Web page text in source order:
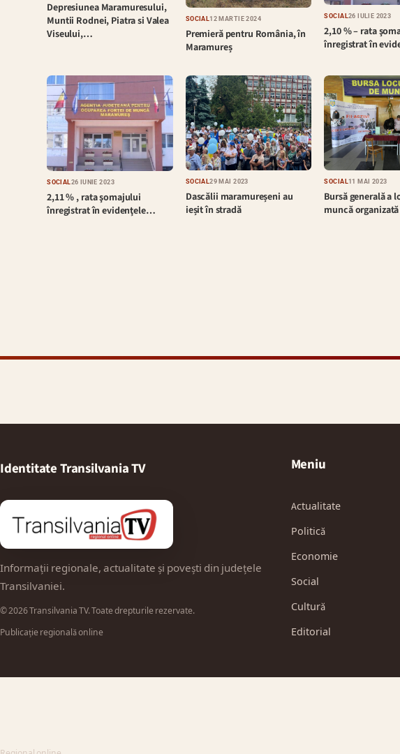
Depresiunea Maramuresului,
Muntii Rodnei, Piatra si Valea
Viseului,…
SOCIAL12 MARTIE 2024
Premieră pentru România, în
Maramureș
SOCIAL 26 IULIE 2023
2,10 % – rata
înregistrat în
SOCIAL26 IUNIE 2023
2,11 % , rata şomajului
înregistrat în evidenţele…
SOCIAL29 MAI 2023
Dascălii maramureșeni au
ieșit în stradă
SOCIAL 11 MAI 2023
Bursă generală a
muncă
Identitate Transilvania TV
Informații regionale, actualitate și povești din județele
Transilvaniei.
© 2026 Transilvania TV. Toate drepturile rezervate.
Publicație regională online
Meniu
Actualitate
Politică
Economie
Social
Cultură
Editorial